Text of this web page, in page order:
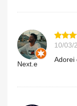
Next.e
10/03/
Adorei